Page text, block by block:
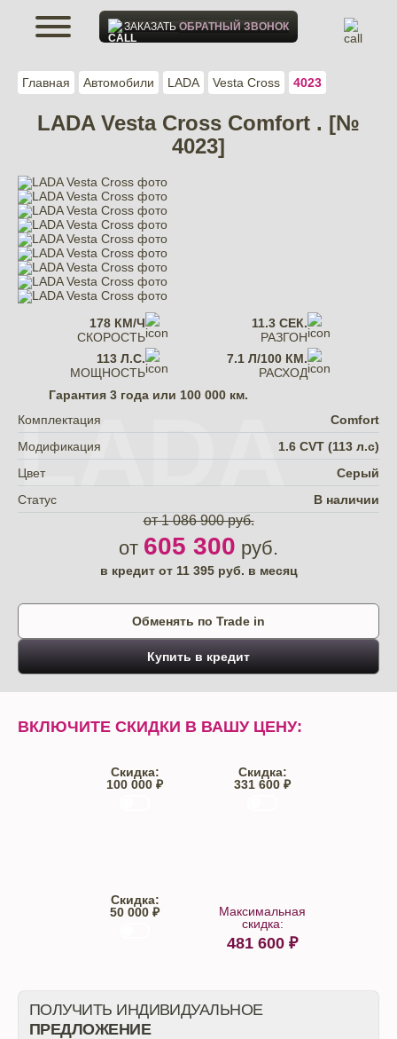
Главная Автомобили LADA Vesta Cross 4023
LADA Vesta Cross Comfort . [№
4023]
LADA
Гарантия 3 года или 100 000 км.
Комплектация
Comfort
Модификация
1.6 CVT (113 л.с)
Цвет
Серый
Статус
В наличии
от 1 086 900 руб.
от 605 300 руб.
в кредит от 11 395руб. в месяц
178 КМ/Ч
СКОРОСТЬ
11.3 СЕК.
РАЗГОН
113 Л.С.
МОЩНОСТЬ
7.1 Л/100 КМ.
РАСХОД
Обменять по Trade in
Купить в кредит
ВКЛЮЧИТЕ СКИДКИ В ВАШУ ЦЕНУ:
Скидка:
100 000 ₽
Скидка:
331 600 ₽
Скидка:
50 000 ₽
Максимальная
скидка:
481 600 ₽
ПОЛУЧИТЬ ИНДИВИДУАЛЬНОЕ
ПРЕДЛОЖЕНИЕ
ЗАКАЗАТЬОБРАТНЫЙ ЗВОНОК